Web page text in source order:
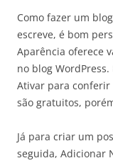
Como fazer um
escreve, é bom
Aparência oferece
no blog
Ativar para conferir
são gratuitos,
Já para criar um
seguida, Adicionar